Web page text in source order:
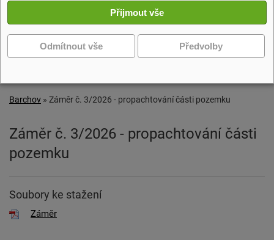
Volný čas
Zobrazit další navigaci
Barchov » Záměr č. 3/2026 - propachtování části pozemku
Záměr č. 3/2026 - propachtování části
pozemku
Soubory ke stažení
Záměr